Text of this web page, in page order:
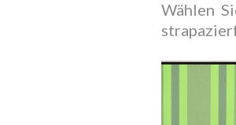
Wählen